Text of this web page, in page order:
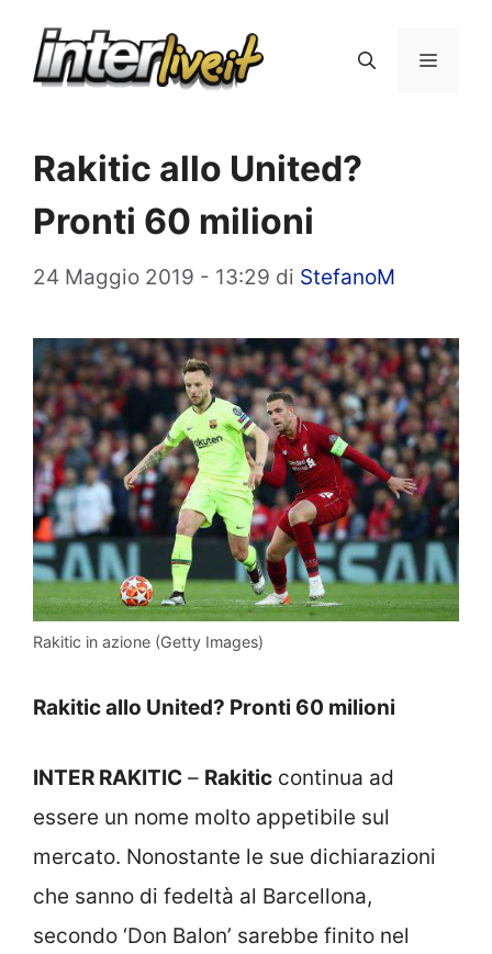
Menu
Rakitic allo United?
Pronti 60 milioni
24 Maggio 2019 - 13:29 di StefanoM
Rakitic in azione (Getty Images)
Rakitic allo United? Pronti 60 milioni
INTER RAKITIC – Rakitic continua ad
essere un nome molto appetibile sul
mercato. Nonostante le sue dichiarazioni
che sanno di fedeltà al Barcellona,
secondo ‘Don Balon’ sarebbe finito nel